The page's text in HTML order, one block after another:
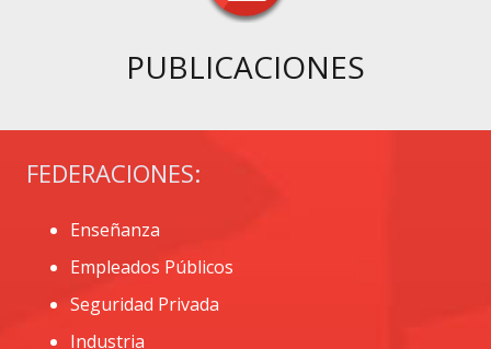
PUBLICACIONES
FEDERACIONES:
Enseñanza
Empleados Públicos
Seguridad Privada
Industria